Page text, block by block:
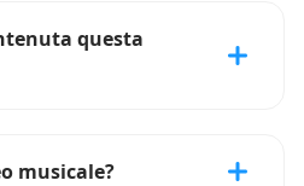
questa
musicale?